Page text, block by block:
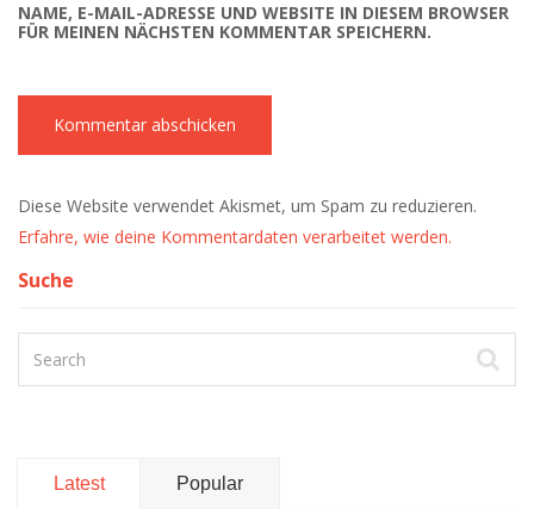
NAME, E-MAIL-ADRESSE UND WEBSITE IN DIESEM BROWSER
FÜR MEINEN NÄCHSTEN KOMMENTAR SPEICHERN.
Diese Website verwendet Akismet, um Spam zu reduzieren.
Erfahre, wie deine Kommentardaten verarbeitet werden.
Suche
Latest Popular